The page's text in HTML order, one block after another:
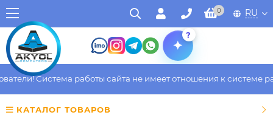
0 RU
?
Система работы сайта не имеет отношения к системе
КАТАЛОГ ТОВАРОВ